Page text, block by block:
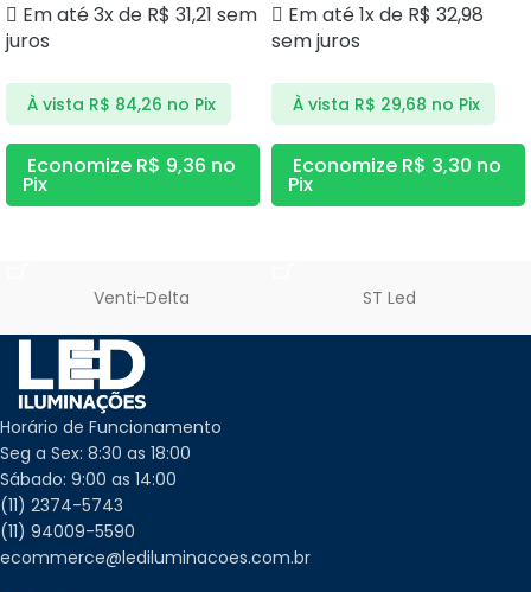
Em até 3x de R$ 31,21 sem
juros
À vista R$ 84,26 no Pix
Economize R$ 9,36 no
Pix
Em até 1x de R$ 32,98
sem juros
À vista R$ 29,68 no Pix
Economize R$ 3,30 no
Pix
Venti-Delta ST Led
Horário de Funcionamento
Seg a Sex: 8:30 as 18:00
Sábado: 9:00 as 14:00
(11) 2374-5743
(11) 94009-5590
ecommerce@lediluminacoes.com.br